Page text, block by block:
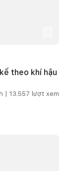
theo khí hậu
| 13.557 lượt xem